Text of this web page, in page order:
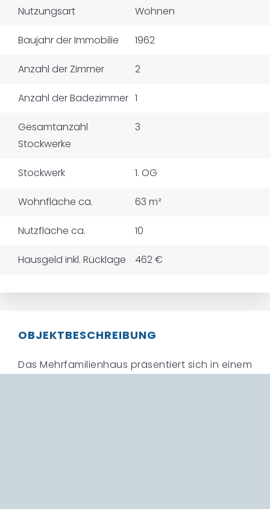
Nutzungsart Wohnen
Baujahr der Immobilie 1962
Anzahl der Zimmer 2
Anzahl der Badezimmer 1
Gesamtanzahl
Stockwerke
3
Stockwerk 1. OG
Wohnfläche ca. 63 m²
Nutzfläche ca. 10
Hausgeld inkl. Rücklage 462 €
OBJEKTBESCHREIBUNG
Das Mehrfamilienhaus präsentiert sich in einem